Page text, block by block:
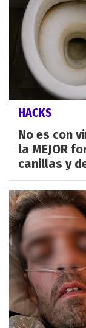
HACKS
No es con
la MEJOR
canillas y